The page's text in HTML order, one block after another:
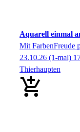
Aquarell einmal
Mit FarbenFreude
23.10.26 (1-mal)
Thierhaupten